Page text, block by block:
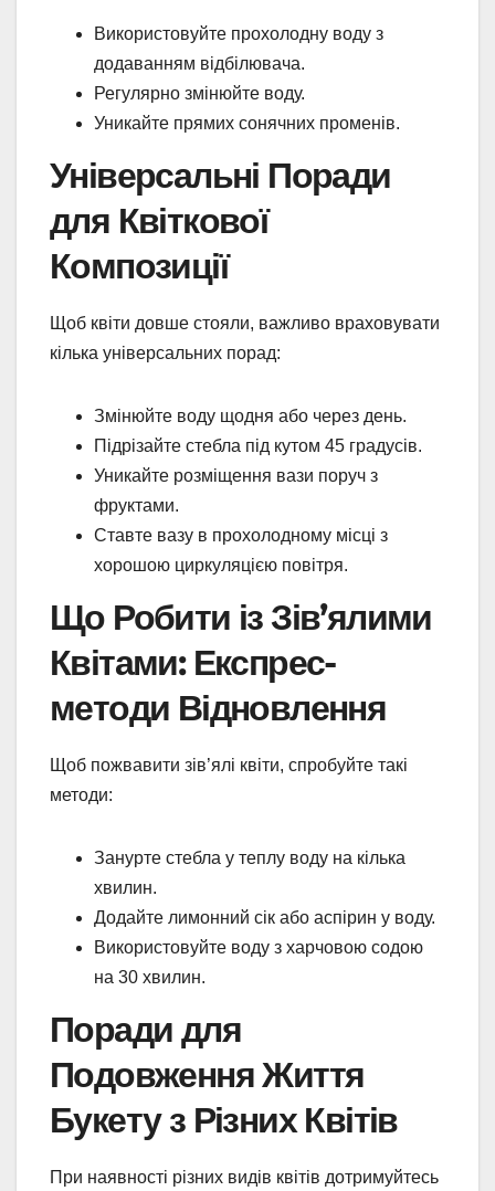
Використовуйте прохолодну воду з
додаванням відбілювача.
Регулярно змінюйте воду.
Уникайте прямих сонячних променів.
Універсальні Поради
для Квіткової
Композиції
Щоб квіти довше стояли, важливо враховувати
кілька універсальних порад:
Змінюйте воду щодня або через день.
Підрізайте стебла під кутом 45 градусів.
Уникайте розміщення вази поруч з
фруктами.
Ставте вазу в прохолодному місці з
хорошою циркуляцією повітря.
Що Робити із Зів’ялими
Квітами: Експрес-
методи Відновлення
Щоб пожвавити зів’ялі квіти, спробуйте такі
методи:
Занурте стебла у теплу воду на кілька
хвилин.
Додайте лимонний сік або аспірин у воду.
Використовуйте воду з харчовою содою
на 30 хвилин.
Поради для
Подовження Життя
Букету з Різних Квітів
При наявності різних видів квітів дотримуйтесь